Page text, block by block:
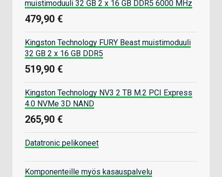
muistimoduuli 32 GB 2 x 16 GB DDR5 6000 MHz
479,90 €
Kingston Technology FURY Beast muistimoduuli
32 GB 2 x 16 GB DDR5
519,90 €
Kingston Technology NV3 2 TB M.2 PCI Express
4.0 NVMe 3D NAND
265,90 €
Datatronic pelikoneet
Komponenteille myös kasauspalvelu